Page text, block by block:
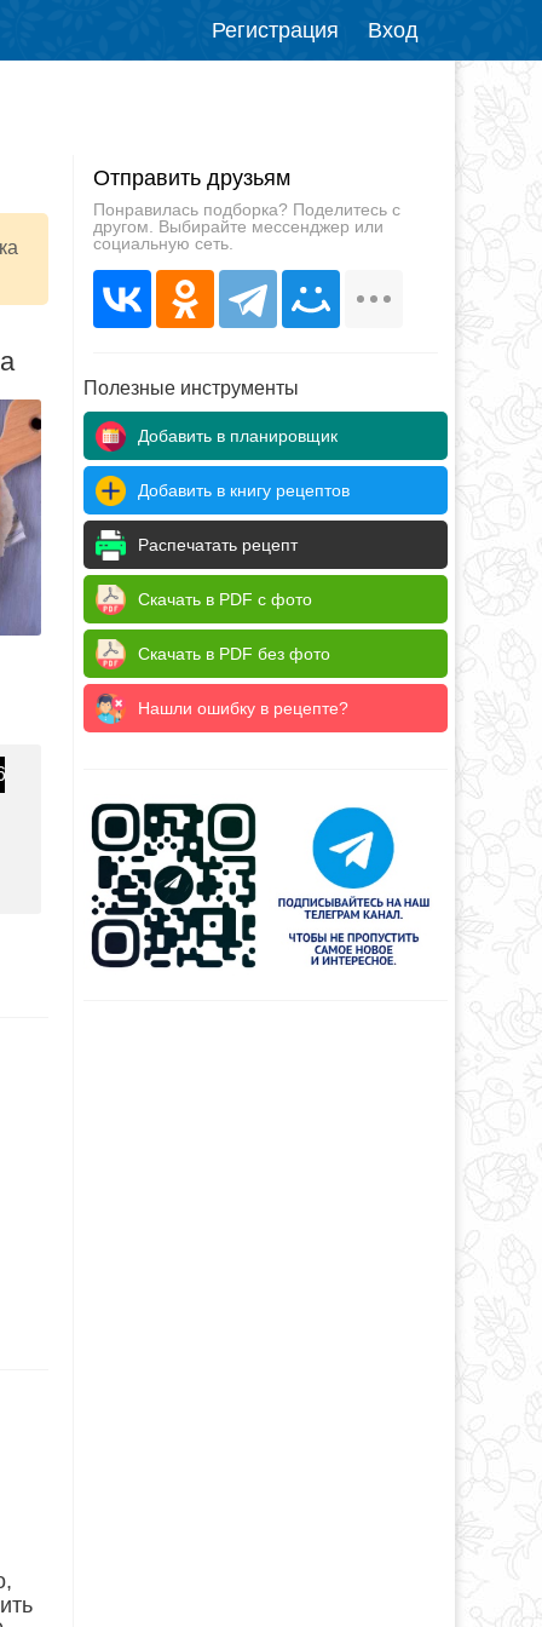
Регистрация Вход
Отправить друзьям
Понравилась подборка? Поделитесь с
другом. Выбирайте мессенджер или
социальную сеть.
Полезные инструменты
Добавить в планировщик
Добавить в книгу рецептов
Распечатать рецепт
Скачать в PDF с фото
Скачать в PDF без фото
Нашли ошибку в рецепте?